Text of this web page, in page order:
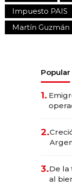
Impuesto PAIS
Martín Guzmán
Popular
1.
2.
las
3.De la
al